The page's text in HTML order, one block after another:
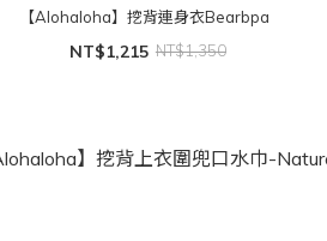
【Alohaloha】挖背連身衣Bearbpa
NT$1,215 NT$1,350